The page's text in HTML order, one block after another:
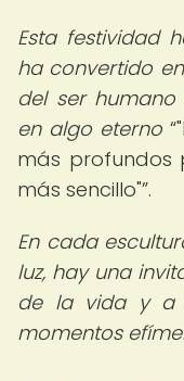
Esta festividad
ha convertido
del ser
en algo eterno
más profundos
más sencillo" .
En cada
luz, hay una
de la vida y a
momentos